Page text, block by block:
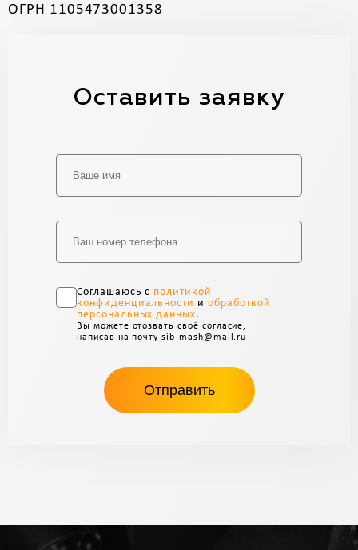
ОГРН 1105473001358
Оставить заявку
Соглашаюсь с политикой
конфиденциальности и обработкой
персональных данных.
Вы можете отозвать своё согласие,
написав на почту sib-mash@mail.ru